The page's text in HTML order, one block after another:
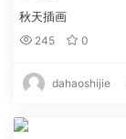
秋天插画
245 0
dahaoshijie